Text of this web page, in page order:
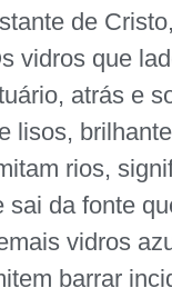
de
vidros que
atrás e
lisos,
rios,
sai da fonte
vidros
barrar